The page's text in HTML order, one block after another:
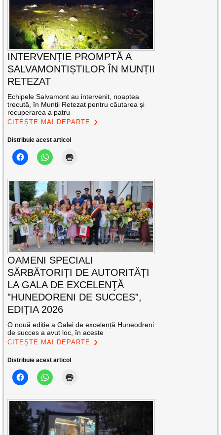
INTERVENȚIE PROMPTĂ A
SALVAMONTIȘTILOR ÎN MUNȚII
RETEZAT
Echipele Salvamont au intervenit, noaptea
trecută, în Munții Retezat pentru căutarea și
recuperarea a patru
CITEȘTE MAI DEPARTE
Distribuie acest articol
OAMENI SPECIALI
SĂRBĂTORIȚI DE AUTORITĂȚI
LA GALA DE EXCELENŢĂ
”HUNEDORENI DE SUCCES”,
EDIȚIA 2026
O nouă ediție a Galei de excelență Huneodreni
de succes a avut loc, în aceste
CITEȘTE MAI DEPARTE
Distribuie acest articol